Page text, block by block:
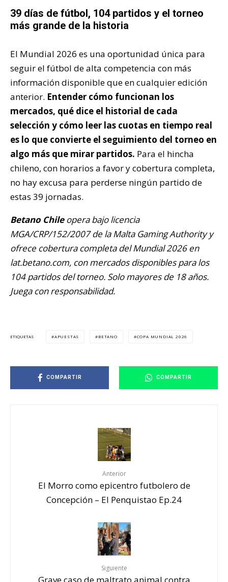
39 días de fútbol, 104 partidos y el torneo
más grande de la historia
El Mundial 2026 es una oportunidad única para
seguir el fútbol de alta competencia con más
información disponible que en cualquier edición
anterior. Entender cómo funcionan los
mercados, qué dice el historial de cada
selección y cómo leer las cuotas en tiempo real
es lo que convierte el seguimiento del torneo en
algo más que mirar partidos. Para el hincha
chileno, con horarios a favor y cobertura completa,
no hay excusa para perderse ningún partido de
estas 39 jornadas.
Betano Chileopera bajo licencia
MGA/CRP/152/2007 de la Malta Gaming Authority y
ofrece cobertura completa del Mundial 2026 en
lat.betano.com, con mercados disponibles para los
104 partidos del torneo. Solo mayores de 18 años.
Juega con responsabilidad.
ETIQUETAS APUESTAS BETANO COPA MUNDIAL 2026
COMPARTIR COMPARTIR
Anterior
El Morro como epicentro futbolero de
Concepción – El Penquistao Ep.24
Siguiente
Grave caso de maltrato animal contra